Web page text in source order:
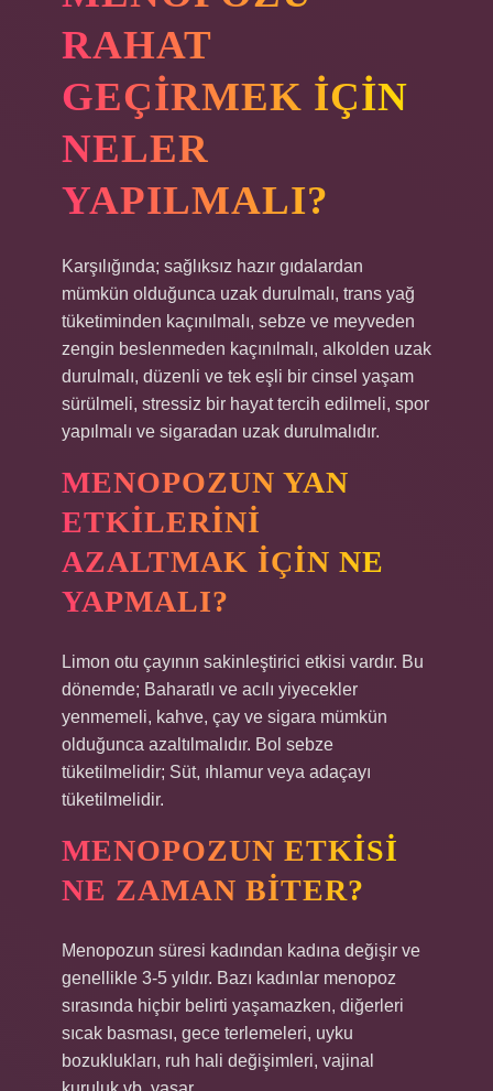
RAHAT
GEÇIRMEK IÇIN
NELER
YAPILMALI?
Karşılığında; sağlıksız hazır gıdalardan
mümkün olduğunca uzak durulmalı, trans yağ
tüketiminden kaçınılmalı, sebze ve meyveden
zengin beslenmeden kaçınılmalı, alkolden uzak
durulmalı, düzenli ve tek eşli bir cinsel yaşam
sürülmeli, stressiz bir hayat tercih edilmeli, spor
yapılmalı ve sigaradan uzak durulmalıdır.
MENOPOZUN YAN
ETKILERINI
AZALTMAK IÇIN NE
YAPMALI?
Limon otu çayının sakinleştirici etkisi vardır. Bu
dönemde; Baharatlı ve acılı yiyecekler
yenmemeli, kahve, çay ve sigara mümkün
olduğunca azaltılmalıdır. Bol sebze
tüketilmelidir; Süt, ıhlamur veya adaçayı
tüketilmelidir.
MENOPOZUN ETKISI
NE ZAMAN BITER?
Menopozun süresi kadından kadına değişir ve
genellikle 3-5 yıldır. Bazı kadınlar menopoz
sırasında hiçbir belirti yaşamazken, diğerleri
sıcak basması, gece terlemeleri, uyku
bozuklukları, ruh hali değişimleri, vajinal